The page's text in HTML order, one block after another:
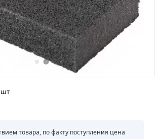
шт
товара, по факту поступления цена